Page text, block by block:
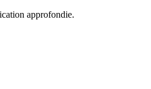
approfondie.